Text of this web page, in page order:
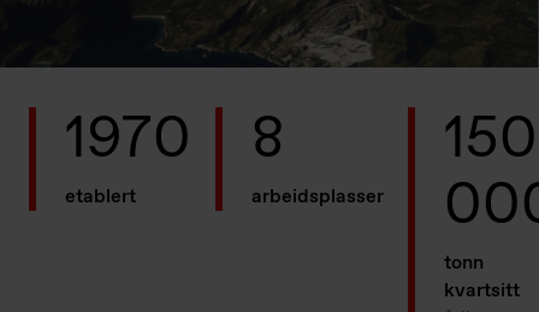
1970
etablert
8
arbeidsplasser
150
tonn
kvartsitt